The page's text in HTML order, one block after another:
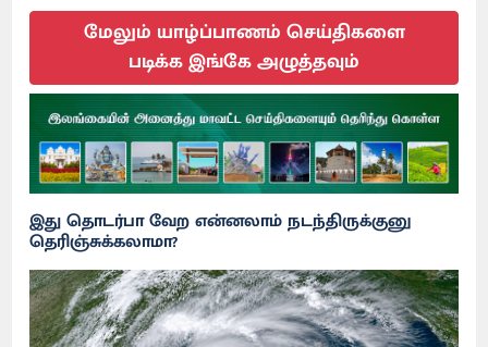
மேலும் யாழ்ப்பாணம் செய்திகளை
படிக்க இங்கே அழுத்தவும்
இது தொடர்பா வேற என்னலாம் நடந்திருக்குனு
தெரிஞ்சுக்கலாமா?